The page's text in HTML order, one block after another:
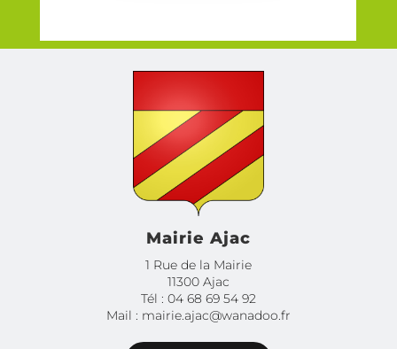
Mairie Ajac
1 Rue de la Mairie
11300 Ajac
Tél : 04 68 69 54 92
Mail : mairie.ajac@wanadoo.fr